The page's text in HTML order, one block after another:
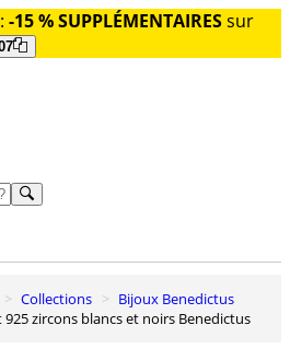
: -15 % SUPPLÉMENTAIRESsur
Collections
Bijoux Benedictus
925 zircons blancs et noirs Benedictus